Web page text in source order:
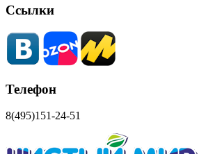
Ссылки
Телефон
8(495)151-24-51